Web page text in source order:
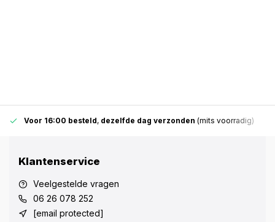
Voor 16:00 besteld, dezelfde dag verzonden (mits voorradig)
Klantenservice
Veelgestelde vragen
06 26 078 252
[email protected]